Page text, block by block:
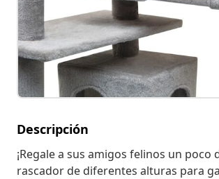
Descripción
¡Regale a sus amigos felinos un
rascador de diferentes alturas para